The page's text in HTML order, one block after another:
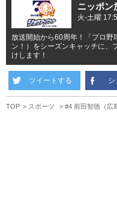
ニッポン
火-土曜
放送開始から60周年！「プロ野
ン！）をシーズンキャッチに、
けします！
ツイートする シ
TOP スポーツ #4 前田智徳（広